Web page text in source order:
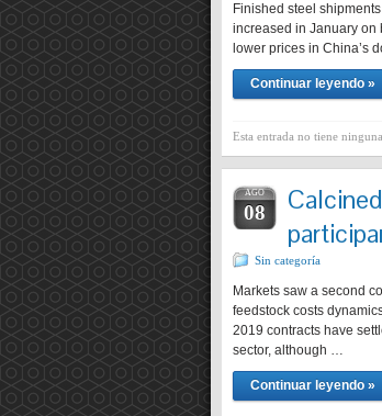
Finished steel
increased in January on
lower prices in China’s
Continuar leyendo »
Esta entrada no tiene
AGO
08
Sin categoría
Markets saw a second
feedstock costs
2019 contracts have
sector, although …
Continuar leyendo »